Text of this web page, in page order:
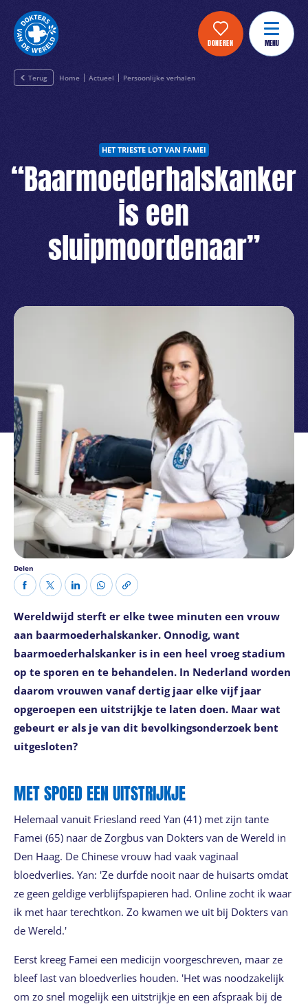
DONEREN MENU
Terug Home Actueel Persoonlijke verhalen
HET TRIESTE LOT VAN FAMEI
“Baarmoederhalskanker
is een
sluipmoordenaar”
Delen
Wereldwijd sterft er elke twee minuten een vrouw
aan baarmoederhalskanker. Onnodig, want
baarmoederhalskanker is in een heel vroeg stadium
op te sporen en te behandelen. In Nederland worden
daarom vrouwen vanaf dertig jaar elke vijf jaar
opgeroepen een uitstrijkje te laten doen. Maar wat
gebeurt er als je van dit bevolkingsonderzoek bent
uitgesloten?
MET SPOED EEN UITSTRIJKJE
Helemaal vanuit Friesland reed Yan (41) met zijn tante
Famei (65) naar de Zorgbus van Dokters van de Wereld in
Den Haag. De Chinese vrouw had vaak vaginaal
bloedverlies. Yan: 'Ze durfde nooit naar de huisarts omdat
ze geen geldige verblijfspapieren had. Online zocht ik waar
ik met haar terechtkon. Zo kwamen we uit bij Dokters van
de Wereld.'
Eerst kreeg Famei een medicijn voorgeschreven, maar ze
bleef last van bloedverlies houden. 'Het was noodzakelijk
om zo snel mogelijk een uitstrijkje en een afspraak bij de